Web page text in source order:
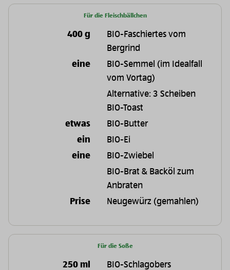
Für die Fleischbällchen
400 g
BIO-Faschiertes vom
Bergrind
eine
BIO-Semmel (im Idealfall
vom Vortag)
Alternative: 3 Scheiben
BIO-Toast
etwas
BIO-Butter
ein
BIO-Ei
eine
BIO-Zwiebel
BIO-Brat & Backöl zum
Anbraten
Prise
Neugewürz (gemahlen)
Für die Soße
250 ml
BIO-Schlagobers